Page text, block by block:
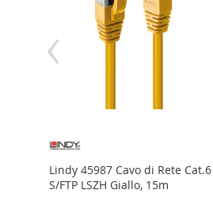
Lindy 45987 Cavo di Rete Cat.6
S/FTP LSZH Giallo, 15m
‹